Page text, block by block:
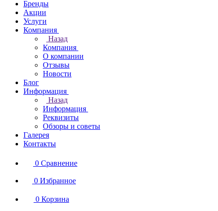
Бренды
Акции
Услуги
Компания
Назад
Компания
О компании
Отзывы
Новости
Блог
Информация
Назад
Информация
Реквизиты
Обзоры и советы
Галерея
Контакты
0 Сравнение
0 Избранное
0 Корзина